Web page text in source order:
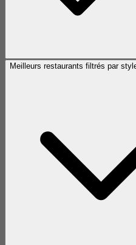
Meilleurs restaurants filtrés par